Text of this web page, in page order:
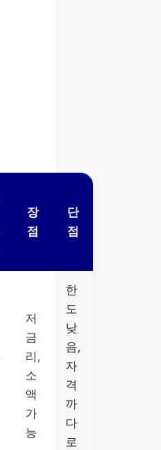
장
점
단
점
저
금
리,
소
액
가
능
한
도
낮
음,
자
격
까
다
로